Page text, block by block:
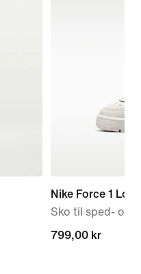
Nike Force 1 Low
Sko til sped- og
799,00 kr
799,00 kr